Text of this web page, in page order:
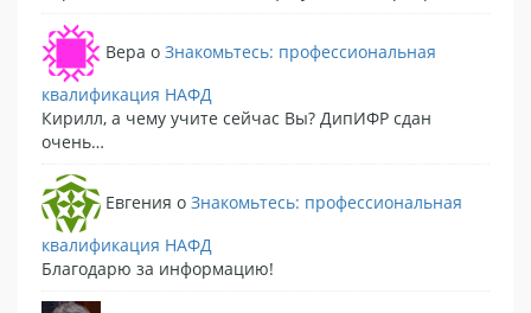
Вера o Знакомьтесь: профессиональная
квалификация НАФД
Кирилл, а чему учите сейчас Вы? ДипИФР сдан
очень…
Евгения o Знакомьтесь: профессиональная
квалификация НАФД
Благодарю за информацию!